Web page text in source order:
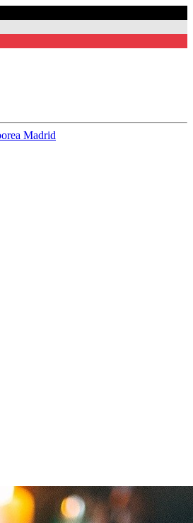
Madrid